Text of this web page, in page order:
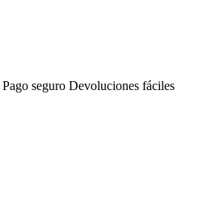
Pago seguro Devoluciones fáciles